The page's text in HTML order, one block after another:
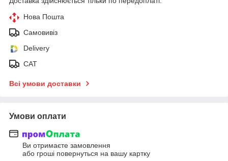
Нова Пошта
Самовивіз
Delivery
САТ
Всі умови доставки
Умови оплати
Ви отримаєте замовлення
або гроші повернуться на вашу картку